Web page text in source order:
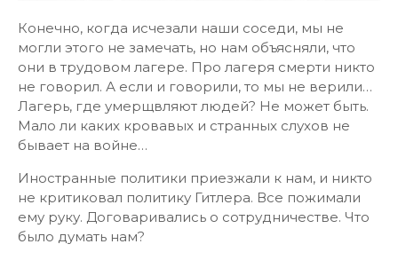
Конечно, когда исчезали наши соседи, мы не
могли этого не замечать, но нам объясняли, что
они в трудовом лагере. Про лагеря смерти никто
не говорил. А если и говорили, то мы не верили…
Лагерь, где умерщвляют людей? Не может быть.
Мало ли каких кровавых и странных слухов не
бывает на войне…
Иностранные политики приезжали к нам, и никто
не критиковал политику Гитлера. Все пожимали
ему руку. Договаривались о сотрудничестве. Что
было думать нам?